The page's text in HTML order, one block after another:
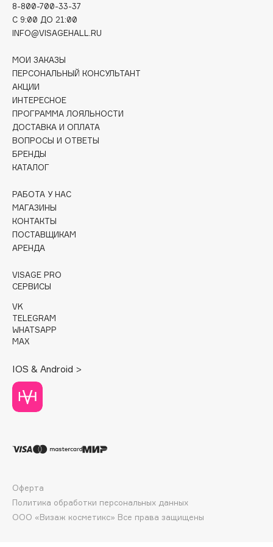
Deonica
Dessange
Divage
Dolce & Gabbana
Dolomit
Dorco
DP Daily Perfection
Dr. Vranjes Firenze
Dr.Althea
Dr.Jart+
Dyson
E
Eat My
Ecolatier
Ecotools
Eigshow
Elemis
Elian Russia
EMBRACE Haircare
Enough
EpilProfi
8-800-700-33-37
C 9:00 ДО 21:00
INFO@VISAGEHALL.RU
МОИ ЗАКАЗЫ
ПЕРСОНАЛЬНЫЙ КОНСУЛЬТАНТ
АКЦИИ
ИНТЕРЕСНОЕ
ПРОГРАММА ЛОЯЛЬНОСТИ
ДОСТАВКА И ОПЛАТА
ВОПРОСЫ И ОТВЕТЫ
БРЕНДЫ
КАТАЛОГ
РАБОТА У НАС
МАГАЗИНЫ
КОНТАКТЫ
ПОСТАВЩИКАМ
АРЕНДА
VISAGE PRO
СЕРВИСЫ
VK
TELEGRAM
WHATSAPP
MAX
IOS & Android >
ООО «Визаж косметикс» Все права защищены
Оферта
Политика обработки персональных данных